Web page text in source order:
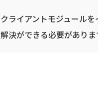
クライアントモジュール
解決ができる必要がありま